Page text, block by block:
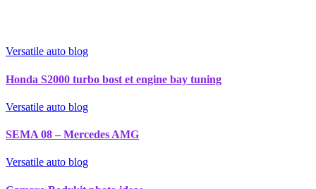
Versatile auto blog
Honda S2000 turbo bost et engine bay tuning
Versatile auto blog
SEMA 08 – Mercedes AMG
Versatile auto blog